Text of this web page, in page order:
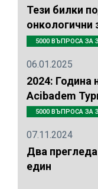
Тези билки
онкологични
5000 ВЪПРОСА ЗА
06.01.2025
2024: Година
Acibadem
5000 ВЪПРОСА ЗА
07.11.2024
Два
един